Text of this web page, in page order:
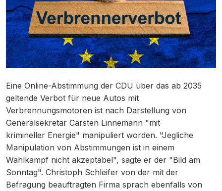
Eine Online-Abstimmung der CDU über das ab 2035
geltende Verbot für neue Autos mit
Verbrennungsmotoren ist nach Darstellung von
Generalsekretär Carsten Linnemann "mit
krimineller Energie" manipuliert worden. "Jegliche
Manipulation von Abstimmungen ist in einem
Wahlkampf nicht akzeptabel", sagte er der "Bild am
Sonntag". Christoph Schleifer von der mit der
Befragung beauftragten Firma sprach ebenfalls von